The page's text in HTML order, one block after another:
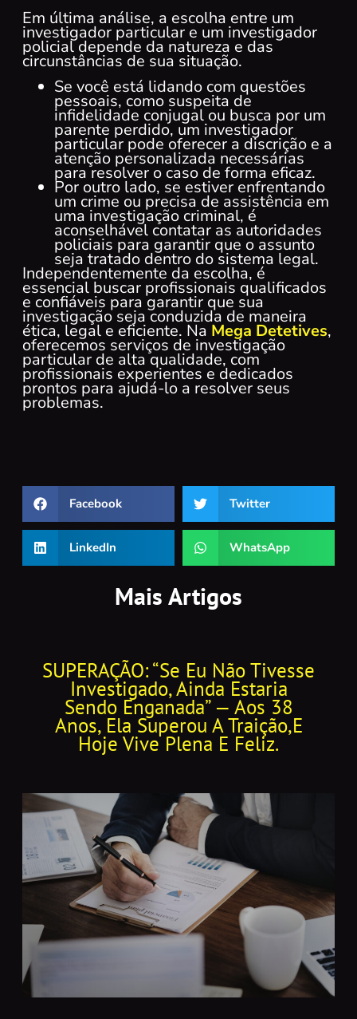
Em última análise, a escolha entre um
investigador particular e um investigador
policial depende da natureza e das
circunstâncias de sua situação.
Se você está lidando com questões
pessoais, como suspeita de
infidelidade conjugal ou busca por um
parente perdido, um investigador
particular pode oferecer a discrição e a
atenção personalizada necessárias
para resolver o caso de forma eficaz.
Por outro lado, se estiver enfrentando
um crime ou precisa de assistência em
uma investigação criminal, é
aconselhável contatar as autoridades
policiais para garantir que o assunto
seja tratado dentro do sistema legal.
Independentemente da escolha, é
essencial buscar profissionais qualificados
e confiáveis para garantir que sua
investigação seja conduzida de maneira
ética, legal e eficiente. Na Mega Detetives,
oferecemos serviços de investigação
particular de alta qualidade, com
profissionais experientes e dedicados
prontos para ajudá-lo a resolver seus
problemas.
Facebook Twitter
LinkedIn WhatsApp
Mais Artigos
SUPERAÇÃO: “Se Eu Não Tivesse
Investigado, Ainda Estaria
Sendo Enganada” — Aos 38
Anos, Ela Superou A Traição,e
Hoje Vive Plena E Feliz.